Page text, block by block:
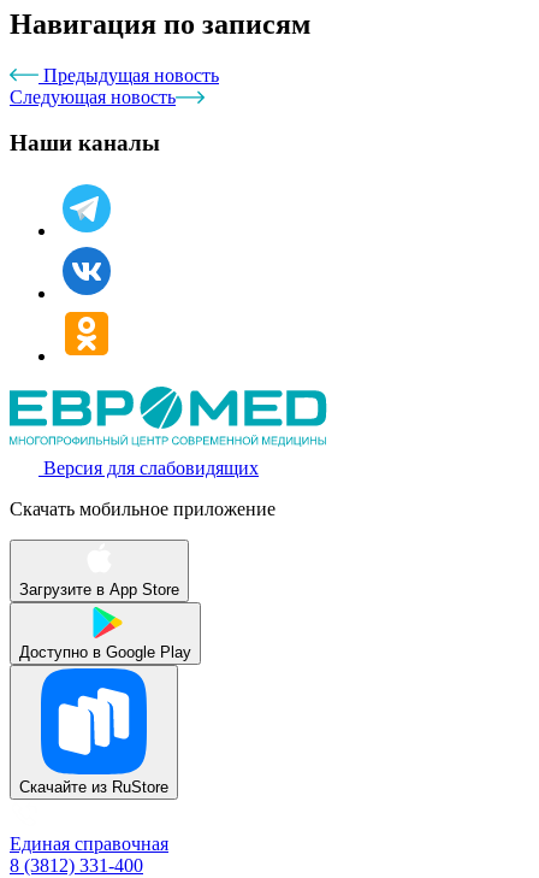
Навигация по записям
Предыдущая новость
Следующая новость
Наши каналы
Версия для слабовидящих
Скачать мобильное приложение
Загрузите в App Store
Доступно в Google Play
Скачайте из RuStore
Единая справочная
8 (3812) 331-400